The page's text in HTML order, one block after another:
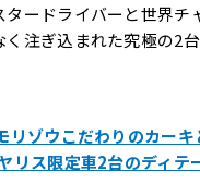
タードライバーと世界チ
注ぎ込まれた究極の2
リゾウこだわりのカー
リス限定車2台のディテ